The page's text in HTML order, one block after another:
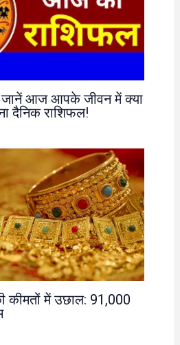
आज आपके जीवन में क्या
दैनिक राशिफल!
कीमतों में उछाल: 91,000